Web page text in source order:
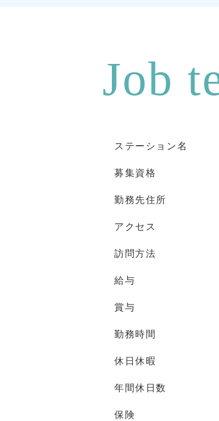
ステーション名
募集資格
勤務先住所
アクセス
訪問方法
給与
賞与
勤務時間
休日休暇
年間休日数
保険